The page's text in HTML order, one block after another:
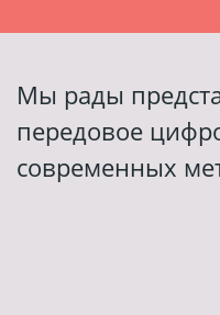
Мы рады
передовое
современных